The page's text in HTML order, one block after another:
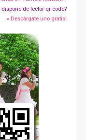
de lector qr-code?
» Descárgate uno gratis!